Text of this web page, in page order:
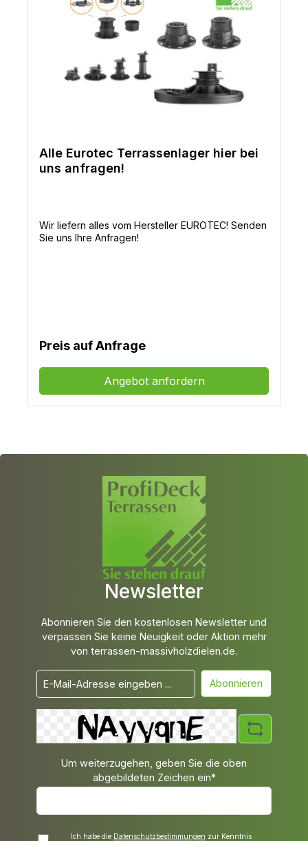
Alle Eurotec Terrassenlager hier bei
uns anfragen!
Wir liefern alles vom Hersteller EUROTEC! Senden
Sie uns Ihre Anfragen!
Preis auf Anfrage
Angebot anfordern
Newsletter
Abonnieren Sie den kostenlosen Newsletter und
verpassen Sie keine Neuigkeit oder Aktion mehr
von terrassen-massivholzdielen.de.
Abonnieren
Um weiterzugehen, geben Sie die oben
abgebildeten Zeichen ein*
Ich habe die Datenschutzbestimmungen zur Kenntnis